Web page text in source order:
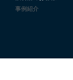
事例紹介